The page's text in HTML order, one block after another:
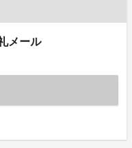
メール